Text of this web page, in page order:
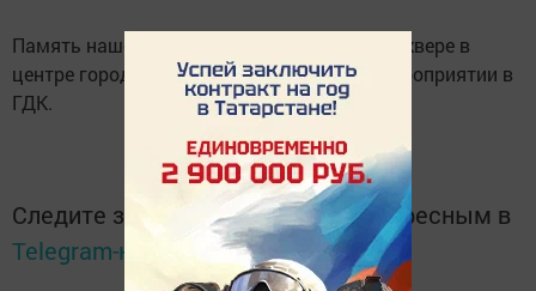
Память нашего земляка почтили в новом сквере в
центре города, а также на праздничном мероприятии в
ГДК.
Следите за самым важным и интересным в
Telegram-канале
Татмедиа